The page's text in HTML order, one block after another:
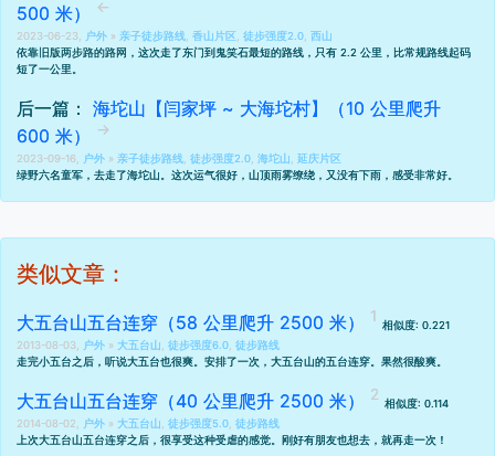
500 米）
2023-06-23, 户外 » 亲子徒步路线 香山片区 徒步强度2.0 西山
依靠 旧版两步路的路网 ，这次走了东门到鬼笑石最短的路线，只有 2.2 公里，比常规路线起码
短了一公里。
后一篇： 海坨山【闫家坪 ~ 大海坨村】（10 公里爬升
600 米）
2023-09-16, 户外 » 亲子徒步路线 徒步强度2.0 海坨山
延庆片区
绿野六名童军，去走了海坨山。这次运气很好，山顶雨雾缭绕，又没有下雨，感受非常好。
类似文章：
大五台山五台连穿（58 公里爬升 2500 米）
相似度: 0.221
2013-08-03,
户外 » 大五台山 徒步强度6.0 徒步路线
走完小五台之后，听说大五台也很爽。安排了一次，大五台山的五台连穿。果然很酸爽。
大五台山五台连穿（40 公里爬升 2500 米）
相似度: 0.114
2014-08-02,
户外 » 大五台山 徒步强度5.0 徒步路线
上次大五台山五台连穿之后，很享受这种受虐的感觉。刚好有朋友也想去，就再走一次！